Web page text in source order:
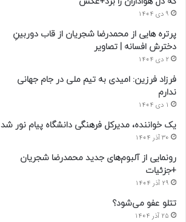
9 دی 1404
پرتره هایی از محمدرضا شجریان از قاب دوربینِ
دخترش افسانه | تصاویر
2 دی 1404
فرزاد فرزین: امیدی به تیم ملی در جام جهانی
ندارم
1 دی 1404
یک خواننده، مدیرکل فرهنگی دانشگاه پیام نور شد
30 آذر 1404
رونمایی از آلبوم‌های جدید محمدرضا شجریان
+جزئیات
29 آذر 1404
تتلو عفو می‌شود؟
25 آذر 1404